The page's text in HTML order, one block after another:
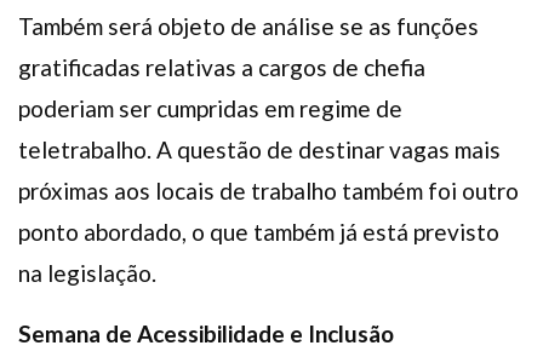
Também será objeto de análise se as funções
gratificadas relativas a cargos de chefia
poderiam ser cumpridas em regime de
teletrabalho. A questão de destinar vagas mais
próximas aos locais de trabalho também foi outro
ponto abordado, o que também já está previsto
na legislação.
Semana de Acessibilidade e Inclusão